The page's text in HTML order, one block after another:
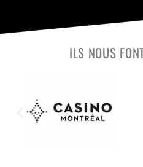
ILS NOUS